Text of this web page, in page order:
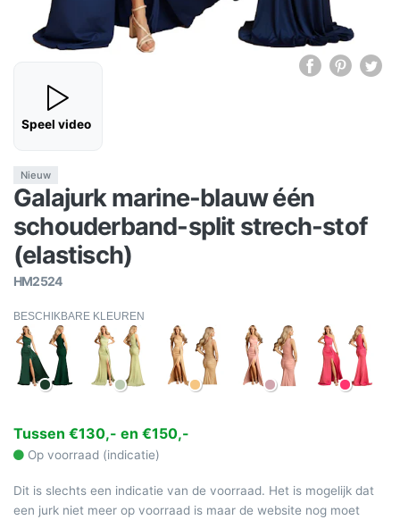
Speel video
Nieuw
Galajurk marine-blauw één
schouderband-split strech-stof
(elastisch)
HM2524
BESCHIKBARE KLEUREN
Tussen €130,- en €150,-
Op voorraad (indicatie)
Dit is slechts een indicatie van de voorraad. Het is mogelijk dat
een jurk niet meer op voorraad is maar de website nog moet